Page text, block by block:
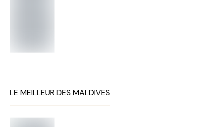
LE MEILLEUR DES MALDIVES